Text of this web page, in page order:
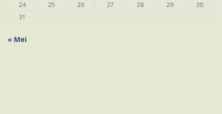
24
25 26 27 28 29
30
31
« Mei